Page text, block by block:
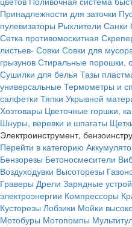
Принадлежности для заточки
пулевизаторы Рыхлители Санки
Сетка противомоскитная
листьев- Совки Совки для
грызунов Стиральные порошки,
Сушилки для белья Тазы
универсальные Термометры и
салфетки Тяпки Укрывной
Хозтовары Цветочные горшки,
Шнуры, веревки и шпагаты
Электроинструмент,
Перейти в категорию
Бензорезы Бетоносмесители
Воздуходувки Высоторезы
Граверы Дрели Зарядные
электроэнергии Компрессоры
Кусторезы Лобзики Мойки
Мотобуры Мотопомпы